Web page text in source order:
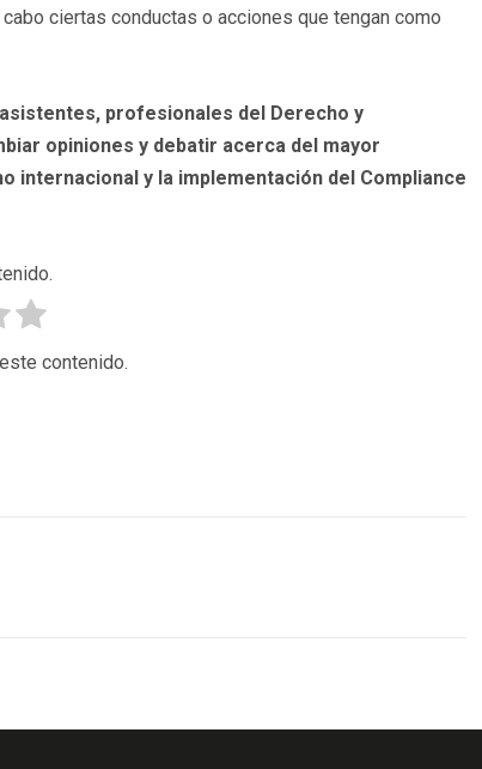
ciertas conductas o acciones que tengan como
profesionales del Derecho y
opiniones y debatir acerca del mayor
internacional y la implementación del Compliance
contenido.